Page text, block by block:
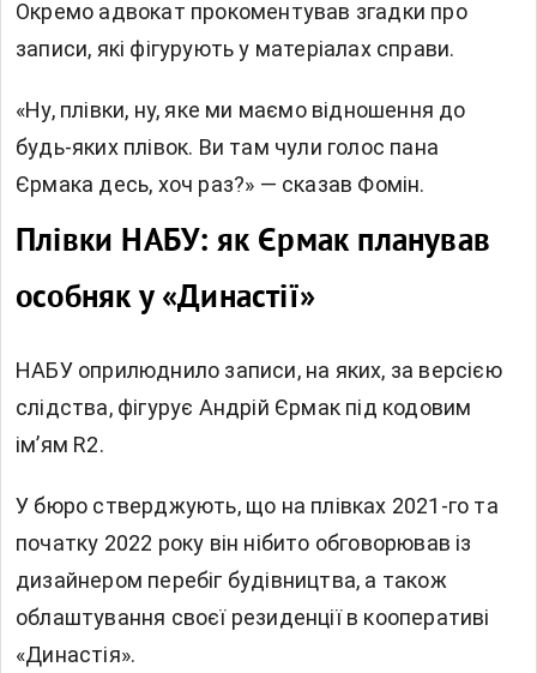
Окремо адвокат прокоментував згадки про
записи, які фігурують у матеріалах справи.
«Ну, плівки, ну, яке ми маємо відношення до
будь-яких плівок. Ви там чули голос пана
Єрмака десь, хоч раз?» — сказав Фомін.
Плівки НАБУ: як Єрмак планував
особняк у «Династії»
НАБУ оприлюднило записи, на яких, за версією
слідства, фігурує Андрій Єрмак під кодовим
ім’ям R2.
У бюро стверджують, що на плівках 2021-го та
початку 2022 року він нібито обговорював із
дизайнером перебіг будівництва, а також
облаштування своєї резиденції в кооперативі
«Династія».